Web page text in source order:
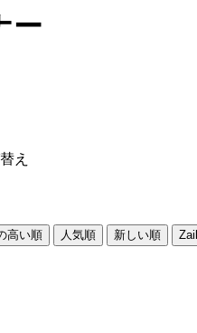
ー
え
高い順 人気順 新しい順